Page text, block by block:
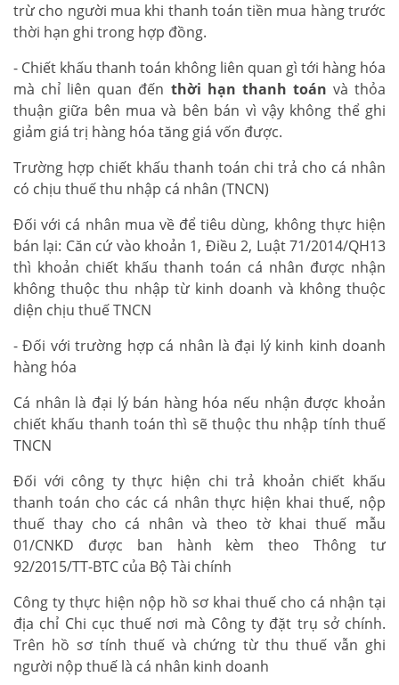
trừ cho người mua khi thanh toán tiền mua hàng trước
thời hạn ghi trong hợp đồng.
- Chiết khấu thanh toán không liên quan gì tới hàng hóa
mà chỉ liên quan đến thời hạn thanh toán và thỏa
thuận giữa bên mua và bên bán vì vậy không thể ghi
giảm giá trị hàng hóa tăng giá vốn được.
Trường hợp chiết khấu thanh toán chi trả cho cá nhân
có chịu thuế thu nhập cá nhân (TNCN)
Đối với cá nhân mua về để tiêu dùng, không thực hiện
bán lại: Căn cứ vào khoản 1, Điều 2, Luật 71/2014/QH13
thì khoản chiết khấu thanh toán cá nhân được nhận
không thuộc thu nhập từ kinh doanh và không thuộc
diện chịu thuế TNCN
- Đối với trường hợp cá nhân là đại lý kinh kinh doanh
hàng hóa
Cá nhân là đại lý bán hàng hóa nếu nhận được khoản
chiết khấu thanh toán thì sẽ thuộc thu nhập tính thuế
TNCN
Đối với công ty thực hiện chi trả khoản chiết khấu
thanh toán cho các cá nhân thực hiện khai thuế, nộp
thuế thay cho cá nhân và theo tờ khai thuế mẫu
01/CNKD được ban hành kèm theo Thông tư
92/2015/TT-BTC của Bộ Tài chính
Công ty thực hiện nộp hồ sơ khai thuế cho cá nhận tại
địa chỉ Chi cục thuế nơi mà Công ty đặt trụ sở chính.
Trên hồ sơ tính thuế và chứng từ thu thuế vẫn ghi
người nộp thuế là cá nhân kinh doanh